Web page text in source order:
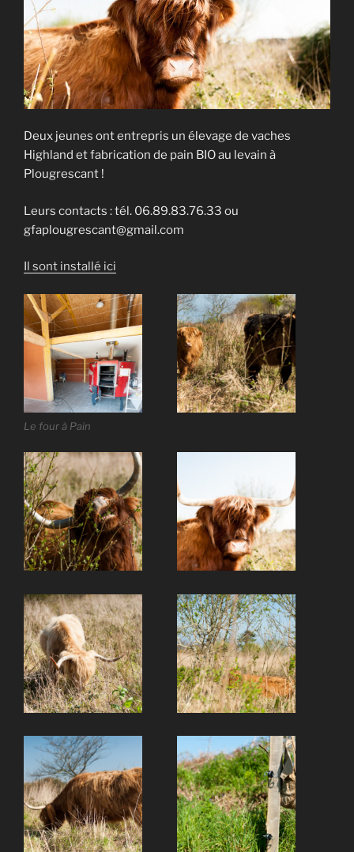
Deux jeunes ont entrepris un élevage de vaches
Highland et fabrication de pain BIO au levain à
Plougrescant !
Leurs contacts : tél. 06.89.83.76.33 ou
gfaplougrescant@gmail.com
Il sont installé ici
Le four à Pain